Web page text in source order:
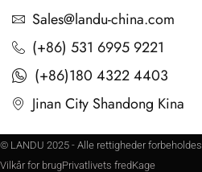
Sales@landu-china.com
(+86) 531 6995 9221
(+86)180 4322 4403
Jinan City Shandong Kina
© LANDU 2025 - Alle rettigheder forbeholdes
Vilkår for brugPrivatlivets fredKage